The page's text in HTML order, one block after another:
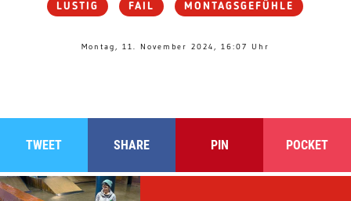
LUSTIG FAIL MONTAGSGEFÜHLE
Montag, 11. November 2024, 16:07 Uhr
TWEET SHARE PIN POCKET